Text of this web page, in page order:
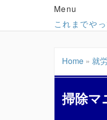
Menu
これまでや
Home» 就
掃除マ